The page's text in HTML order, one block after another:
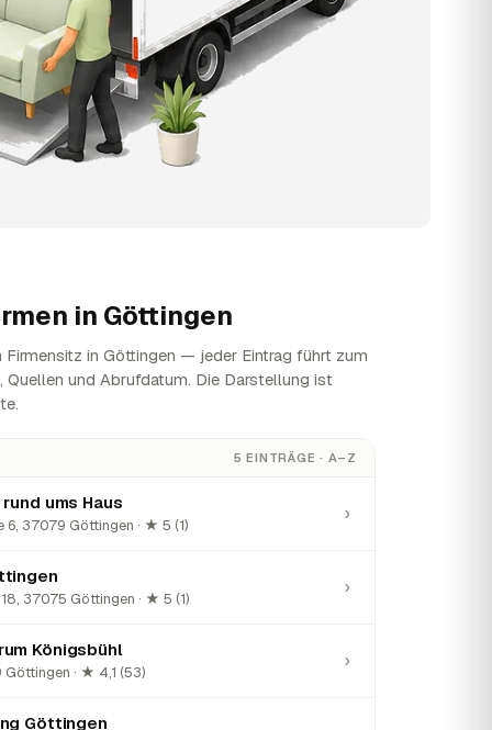
in Göttingen
Firmensitz in Göttingen — jeder Eintrag führt zum
Quellen und Abrufdatum. Die Darstellung ist
5 EINTRÄGE · A–Z
ums Haus
37079 Göttingen · ★ 5 (1)
›
37075 Göttingen · ★ 5 (1)
›
Königsbühl
· ★ 4,1 (53)
›
Göttingen